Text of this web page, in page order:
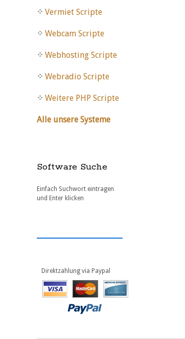
Vermiet Scripte
Webcam Scripte
Webhosting Scripte
Webradio Scripte
Weitere PHP Scripte
Alle unsere Systeme
Software Suche
Einfach Suchwort eintragen
und Enter klicken
Direktzahlung via Paypal